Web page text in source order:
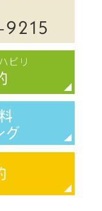
ビリ
グ